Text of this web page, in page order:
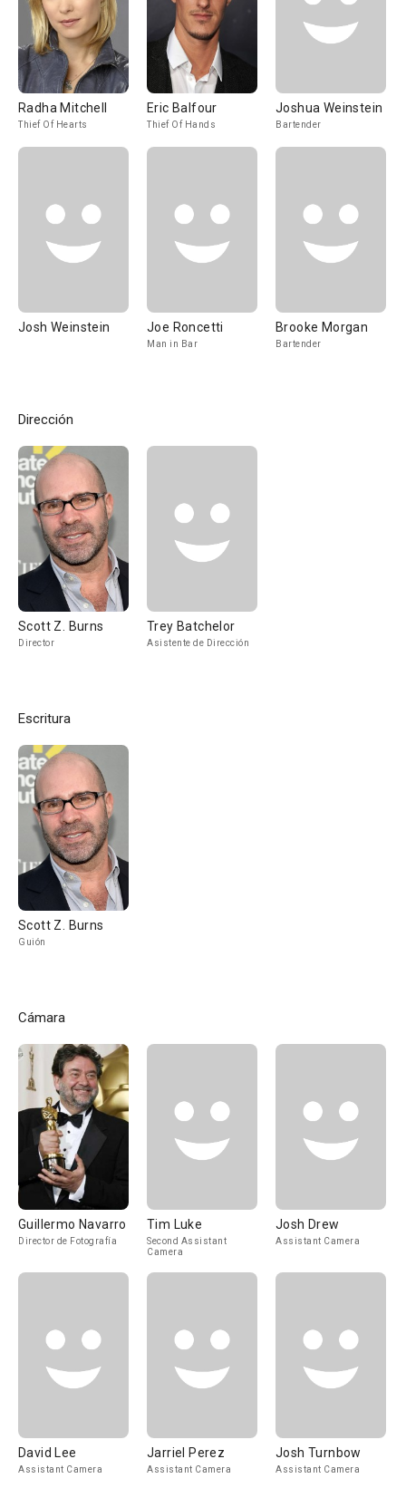
Radha Mitchell
Thief Of Hearts
Eric Balfour
Thief Of Hands
Joshua Weinstein
Bartender
Josh Weinstein Joe Roncetti
Man in Bar
Brooke Morgan
Bartender
Dirección
Scott Z. Burns
Director
Trey Batchelor
Asistente de Dirección
Escritura
Scott Z. Burns
Guión
Cámara
Guillermo Navarro
Director de Fotografía
Tim Luke
Second Assistant
Camera
Josh Drew
Assistant Camera
David Lee
Assistant Camera
Jarriel Perez
Assistant Camera
Josh Turnbow
Assistant Camera